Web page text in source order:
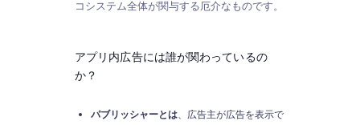
コシステム全体が関与する厄介なものです。
アプリ内広告には誰が関わっているの
か？
パブリッシャーとは、広告主が広告を表示で